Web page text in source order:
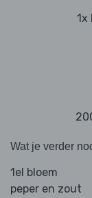
1x
Wat je verder
1el bloem
peper en zout